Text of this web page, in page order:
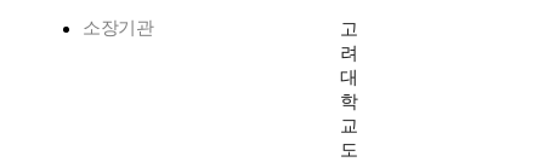
소장기관
고
려
대
학
교
도